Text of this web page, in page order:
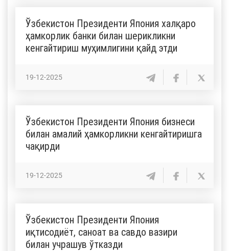
Ўзбекистон Президенти Япония халқаро
ҳамкорлик банки билан шерикликни
кенгайтириш муҳимлигини қайд этди
19-12-2025
Ўзбекистон Президенти Япония бизнеси
билан амалий ҳамкорликни кенгайтиришга
чақирди
19-12-2025
Ўзбекистон Президенти Япония
иқтисодиёт, саноат ва савдо вазири
билан учрашув ўтказди